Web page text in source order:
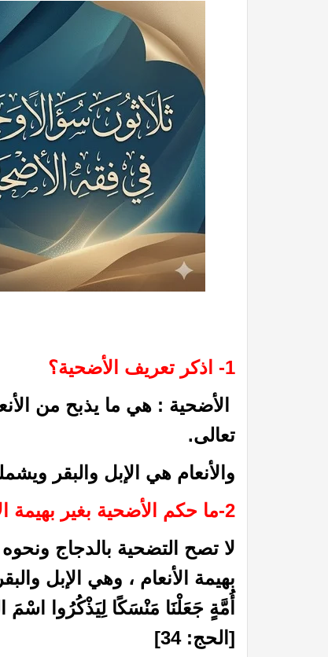
1- اذكر تعريف الأضحية؟
الأضحية : هي ما يذبح من
تعالى.
والأنعام هي الإبل والبقر
2-ما حكم الأضحية بغير بهيمة الأنعام؟
لا تصح التضحية بالدجاج
بهيمة الأنعام ، وهي الإبل
أُمَّةٍ جَعَلْنَا مَنْسَكًا لِيَذْكُرُوا اسْمَ
[الحج: 34]